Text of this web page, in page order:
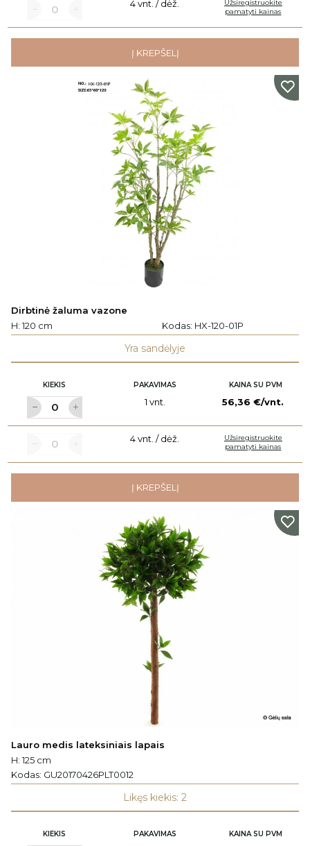
4 vnt. / dėž.
Užsiregistruokite
pamatyti kainas
Į KREPŠELĮ
Dirbtinė žaluma vazone
H: 120 cm
Kodas: HX-120-01P
Yra sandėlyje
KIEKIS PAKAVIMAS KAINA SU PVM
1 vnt. 56,36 €/vnt.
4 vnt. / dėž.
Užsiregistruokite
pamatyti kainas
Į KREPŠELĮ
Lauro medis lateksiniais lapais
H: 125 cm
Kodas: GU20170426PLT0012
Likęs kiekis: 2
KIEKIS PAKAVIMAS KAINA SU PVM